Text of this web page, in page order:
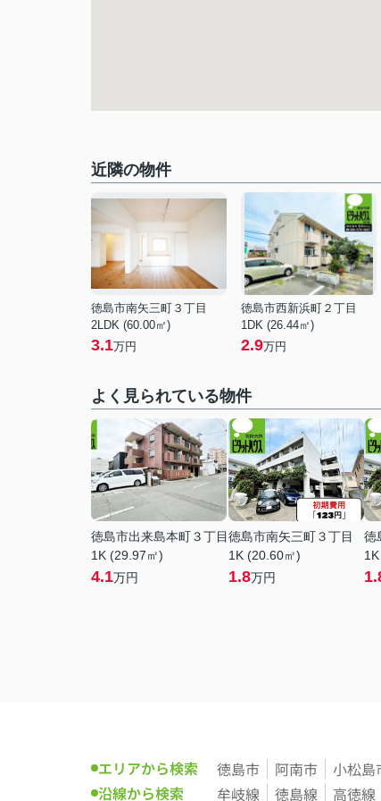
近隣の物件
徳島市南矢三町３丁目
2LDK (60.00㎡)
3.1万円
徳島市西新浜町２丁目
1DK (26.44㎡)
2.9万円
よく見られている物件
徳島市出来島本町３丁目
1K (29.97㎡)
4.1万円
徳島市南矢三町３丁目
1K (20.60㎡)
1.8万円
徳
エリアから検索 徳島市 阿南市 小松島
沿線から検索
牟岐線 徳島線 高徳線